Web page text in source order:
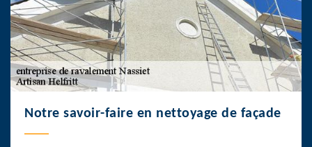
Notre savoir-faire en nettoyage de façade